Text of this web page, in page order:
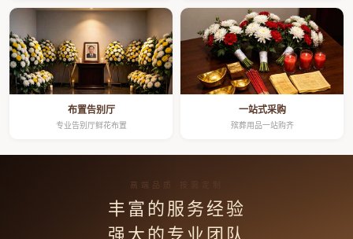
布置告别厅
专业告别厅鲜花布置
一站式采购
殡葬用品一站购齐
高端品质 按需定制
丰富的服务经验
强大的专业团队